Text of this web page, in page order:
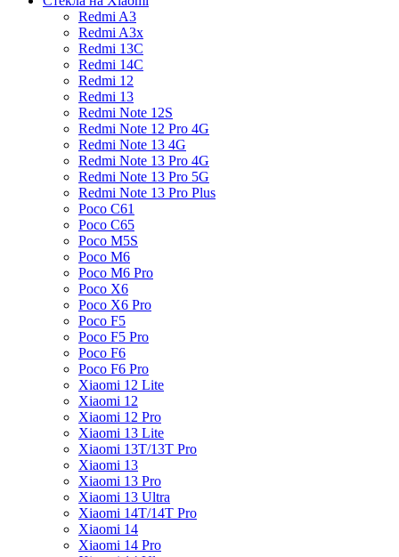
Redmi A3
Redmi A3x
Redmi 13C
Redmi 14C
Redmi 12
Redmi 13
Redmi Note 12S
Redmi Note 12 Pro 4G
Redmi Note 13 4G
Redmi Note 13 Pro 4G
Redmi Note 13 Pro 5G
Redmi Note 13 Pro Plus
Poco C61
Poco C65
Poco M5S
Poco M6
Poco M6 Pro
Poco X6
Poco X6 Pro
Poco F5
Poco F5 Pro
Poco F6
Poco F6 Pro
Xiaomi 12 Lite
Xiaomi 12
Xiaomi 12 Pro
Xiaomi 13 Lite
Xiaomi 13T/13T Pro
Xiaomi 13
Xiaomi 13 Pro
Xiaomi 13 Ultra
Xiaomi 14T/14T Pro
Xiaomi 14
Xiaomi 14 Pro